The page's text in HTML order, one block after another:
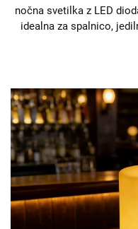
nočna svetilka z LED
idealna za spalnico,